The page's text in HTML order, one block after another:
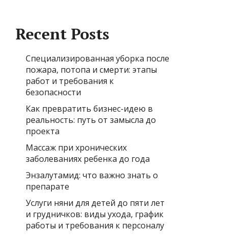
Recent Posts
Специализированная уборка после
пожара, потопа и смерти: этапы
работ и требования к
безопасности
Как превратить бизнес-идею в
реальность: путь от замысла до
проекта
Массаж при хронических
заболеваниях ребенка до года
Энзалутамид: что важно знать о
препарате
Услуги няни для детей до пяти лет
и грудничков: виды ухода, график
работы и требования к персоналу